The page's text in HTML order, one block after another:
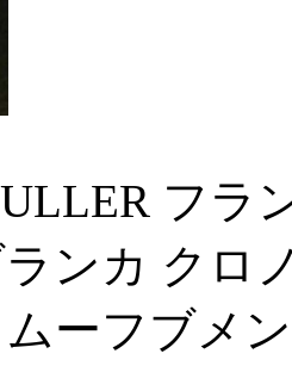
フラ
ンカ クロ
ーフブメ